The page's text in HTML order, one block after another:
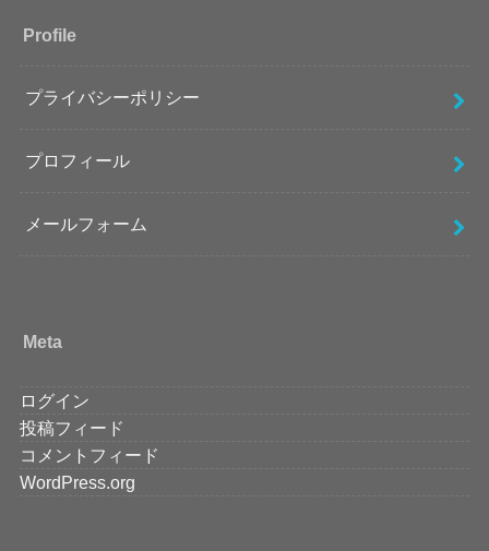
Profile
プライバシーポリシー
プロフィール
メールフォーム
Meta
ログイン
投稿フィード
コメントフィード
WordPress.org